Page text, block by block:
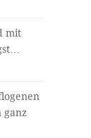
mit
ganz